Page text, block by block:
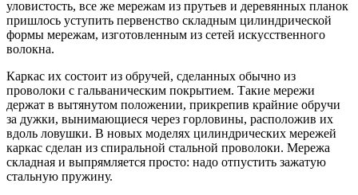
уловистость, все же мережам из прутьев и деревянных планок
пришлось уступить первенство складным цилиндрической
формы мережам, изготовленным из сетей искусственного
волокна.
Каркас их состоит из обручей, сделанных обычно из
проволоки с гальваническим покрытием. Такие мережи
держат в вытянутом положении, прикрепив крайние обручи
за дужки, вынимающиеся через горловины, расположив их
вдоль ловушки. В новых моделях цилиндрических мережей
каркас сделан из спиральной стальной проволоки. Мережа
складная и выпрямляется просто: надо отпустить зажатую
стальную пружину.